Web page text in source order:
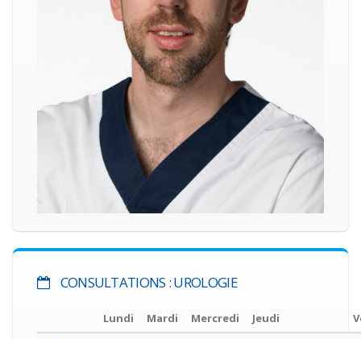
CONSULTATIONS : UROLOGIE
Lundi Mardi Mercredi Jeudi